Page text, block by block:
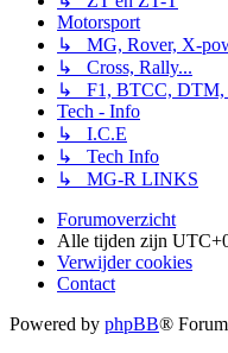
Motorsport
↳ MG, Rover, X-
↳ Cross, Rally...
↳ F1, BTCC, DTM,
Tech - Info
↳ I.C.E
↳ Tech Info
↳ MG-R LINKS
Forumoverzicht
Alle tijden zijn
Verwijder cookies
Contact
Powered by phpBB®